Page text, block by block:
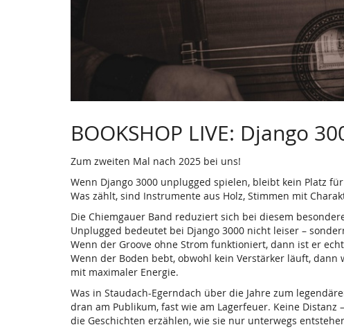
BOOKSHOP LIVE: Django
Zum zweiten Mal nach 2025 bei uns!
Wenn Django 3000 unplugged spielen, bleibt kein Platz
Was zählt, sind Instrumente aus Holz, Stimmen mit
Die Chiemgauer Band reduziert sich bei diesem
Unplugged bedeutet bei Django 3000 nicht leiser –
Wenn der Groove ohne Strom funktioniert, dann ist er
Wenn der Boden bebt, obwohl kein Verstärker läuft,
mit maximaler Energie.
Was in Staudach-Egerndach über die Jahre zum
dran am Publikum, fast wie am Lagerfeuer. Keine Distanz
die Geschichten erzählen, wie sie nur unterwegs